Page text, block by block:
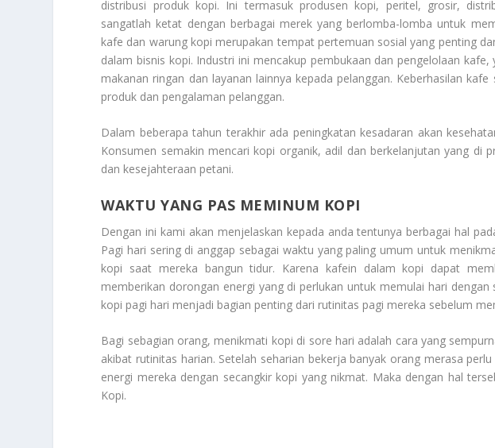
distribusi produk kopi. Ini termasuk produsen kopi, peritel, grosir,
sangatlah ketat dengan berbagai merek yang berlomba-lomba untuk
kafe dan warung kopi merupakan tempat pertemuan sosial yang penting
dalam bisnis kopi. Industri ini mencakup pembukaan dan pengelolaan
makanan ringan dan layanan lainnya kepada pelanggan. Keberhasilan
produk dan pengalaman pelanggan.
Dalam beberapa tahun terakhir ada peningkatan kesadaran akan
Konsumen semakin mencari kopi organik, adil dan berkelanjutan yang di
dan kesejahteraan petani.
WAKTU YANG PAS MEMINUM KOPI
Dengan ini kami akan menjelaskan kepada anda tentunya berbagai hal
Pagi hari sering di anggap sebagai waktu yang paling umum untuk
kopi saat mereka bangun tidur. Karena kafein dalam kopi dapat
memberikan dorongan energi yang di perlukan untuk memulai hari
kopi pagi hari menjadi bagian penting dari rutinitas pagi mereka sebelum
Bagi sebagian orang, menikmati kopi di sore hari adalah cara yang
akibat rutinitas harian. Setelah seharian bekerja banyak orang merasa
energi mereka dengan secangkir kopi yang nikmat. Maka dengan hal
Kopi.